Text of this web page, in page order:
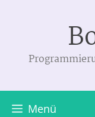
springen
Menü